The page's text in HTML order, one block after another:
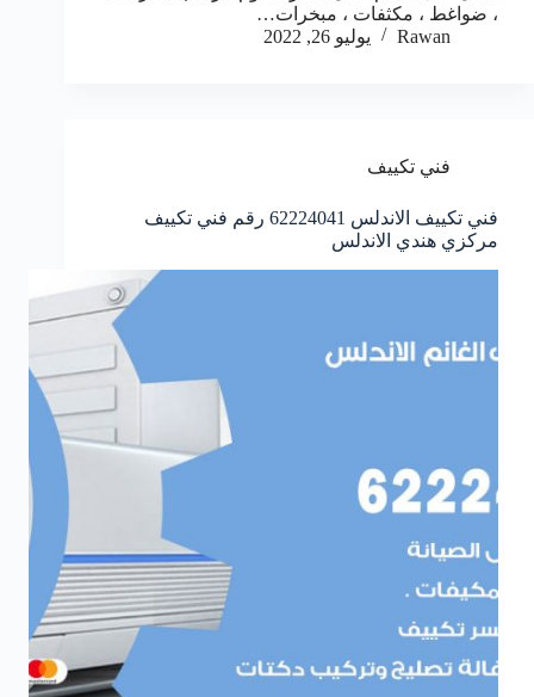
، ضواغط ، مكثفات ، مبخرات…
Rawan
يوليو 26, 2022
فني تكييف
فني تكييف الاندلس 62224041 رقم فني تكييف
مركزي هندي الاندلس